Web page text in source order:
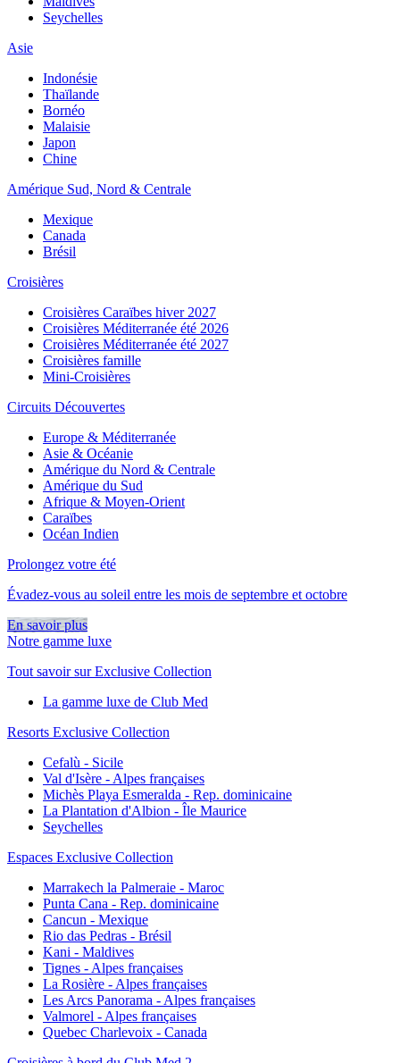
Seychelles
Asie
Indonésie
Thaïlande
Bornéo
Malaisie
Japon
Chine
Amérique Sud, Nord & Centrale
Mexique
Canada
Brésil
Croisières
Croisières Caraïbes hiver 2027
Croisières Méditerranée été 2026
Croisières Méditerranée été 2027
Croisières famille
Mini-Croisières
Circuits Découvertes
Europe & Méditerranée
Asie & Océanie
Amérique du Nord & Centrale
Amérique du Sud
Afrique & Moyen-Orient
Caraïbes
Océan Indien
Prolongez votre été
Évadez-vous au soleil entre les mois de septembre et octobre
En savoir plus
Notre gamme luxe
Tout savoir sur Exclusive Collection
La gamme luxe de Club Med
Resorts Exclusive Collection
Cefalù - Sicile
Val d'Isère - Alpes françaises
Michès Playa Esmeralda - Rep. dominicaine
La Plantation d'Albion - Île Maurice
Seychelles
Espaces Exclusive Collection
Marrakech la Palmeraie - Maroc
Punta Cana - Rep. dominicaine
Cancun - Mexique
Rio das Pedras - Brésil
Kani - Maldives
Tignes - Alpes françaises
La Rosière - Alpes françaises
Les Arcs Panorama - Alpes françaises
Valmorel - Alpes françaises
Quebec Charlevoix - Canada